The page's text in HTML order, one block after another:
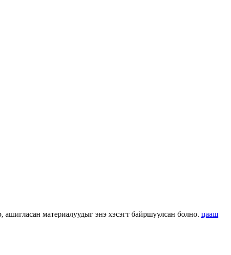
материалуудыг энэ хэсэгт байршуулсан болно. цааш